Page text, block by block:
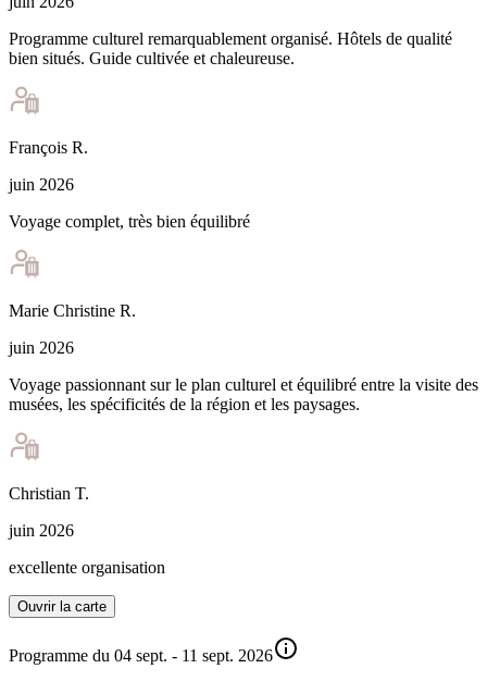
Programme culturel remarquablement organisé. Hôtels de qualité
bien situés. Guide cultivée et chaleureuse.
François R.
juin 2026
Voyage complet, très bien équilibré
Marie Christine R.
juin 2026
Voyage passionnant sur le plan culturel et équilibré entre la visite des
musées, les spécificités de la région et les paysages.
Christian T.
juin 2026
excellente organisation
Ouvrir la carte
Programme du 04 sept. - 11 sept. 2026